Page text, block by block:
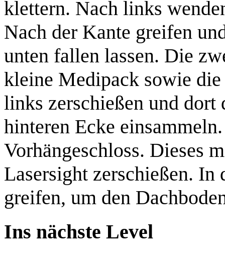
klettern. Nach links
Nach der Kante greifen
unten fallen lassen. Die
kleine Medipack sowie
links zerschießen und
hinteren Ecke
Vorhängeschloss. Dieses
Lasersight zerschießen.
greifen, um den
Ins nächste Level